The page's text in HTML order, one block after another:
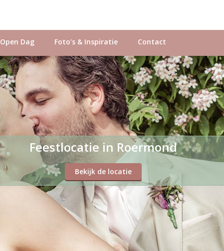
Open Dag Foto's & Inspiratie Contact
Feestlocatie in Roermond
Bekijk de locatie